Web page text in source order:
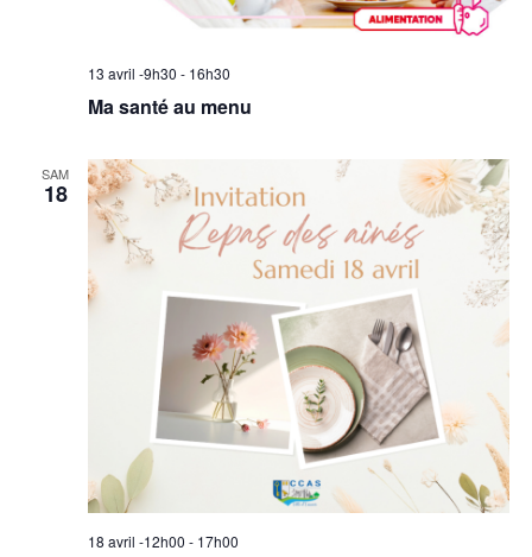
Ma santé au menu
13 avril -9h30 - 16h30
SAM
18
18 avril -12h00 - 17h00